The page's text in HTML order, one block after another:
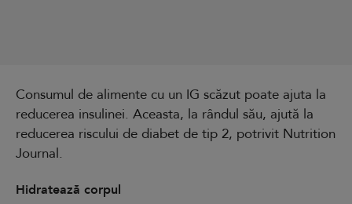
Consumul de alimente cu un IG scăzut poate ajuta la
reducerea insulinei. Aceasta, la rândul său, ajută la
reducerea riscului de diabet de tip 2, potrivit Nutrition
Journal.
Hidratează corpul